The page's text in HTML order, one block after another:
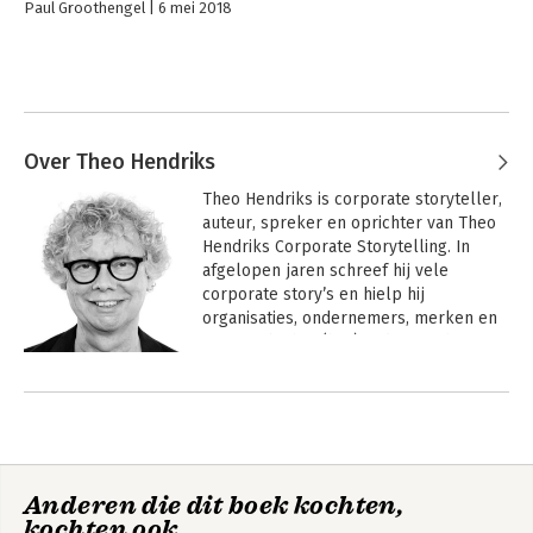
Paul Groothengel 6 mei 2018
Over Theo Hendriks
Theo Hendriks is corporate storyteller,
auteur, spreker en oprichter van Theo
Hendriks Corporate Storytelling. In
afgelopen jaren schreef hij vele
corporate story’s en hielp hij
organisaties, ondernemers, merken en
krachtig en authentiek kunnen
beweging brengen. In 2010 won hij
Award, in de categorie Change
Andere boeken door Theo Hendriks
Anderen die dit boek kochten,